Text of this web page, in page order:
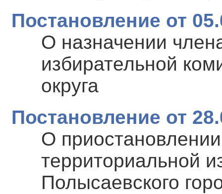
Постановление от
О назначении
избирательной
округа
Постановление от
О
территориальной
Полысаевского